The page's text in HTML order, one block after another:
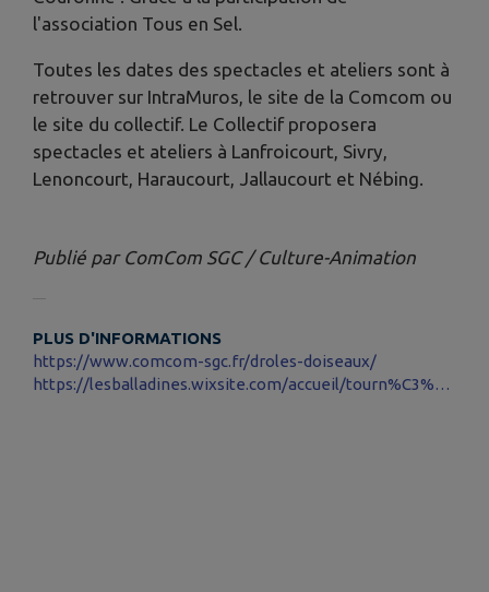
l'association Tous en Sel.
Toutes les dates des spectacles et ateliers sont à
retrouver sur IntraMuros, le site de la Comcom ou
le site du collectif. Le Collectif proposera
spectacles et ateliers à Lanfroicourt, Sivry,
Lenoncourt, Haraucourt, Jallaucourt et Nébing.
Publié par ComCom SGC / Culture-Animation
PLUS D'INFORMATIONS
https://www.comcom-sgc.fr/droles-doiseaux/
https://lesballadines.wixsite.com/accueil/tourn%C3%A9e2025